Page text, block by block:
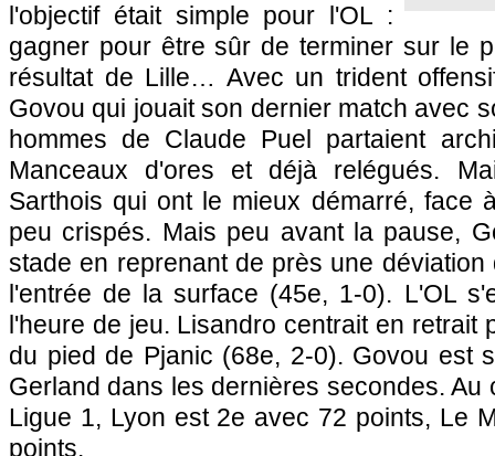
l'objectif était simple pour l'OL :
gagner pour être sûr de terminer sur le
résultat de Lille… Avec un trident
Govou qui jouait son dernier match avec
hommes de Claude Puel partaient
Manceaux d'ores et déjà relégués.
Sarthois qui ont le mieux démarré, face
peu crispés. Mais peu avant la pause,
stade en reprenant de près une
l'entrée de la surface (45e, 1-0). L'OL
l'heure de jeu. Lisandro centrait en retrait
du pied de Pjanic (68e, 2-0). Govou est
Gerland dans les dernières secondes. Au
Ligue 1, Lyon est 2e avec 72 points, Le
points.